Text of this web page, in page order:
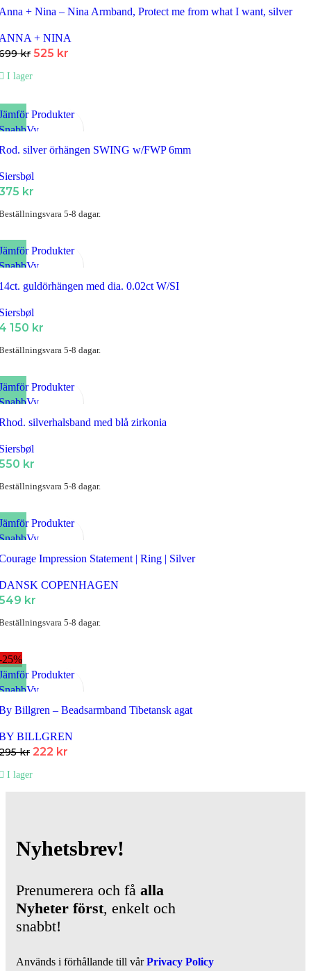
till i Favoriter
+ Nina – Nina Armband, Protect me from what I want, silver
+ NINA
kr Det
699 kr.
525 kr
525 kr.
I lager
Produkter
till i Favoriter
silver örhängen SWING w/FWP 6mm
kr
5-8 dagar.
Produkter
till i Favoriter
guldörhängen med dia. 0.02ct W/SI
150 kr
5-8 dagar.
Produkter
till i Favoriter
silverhalsband med blå zirkonia
kr
5-8 dagar.
Produkter
till i Favoriter
Impression Statement | Ring | Silver
COPENHAGEN
kr
5-8 dagar.
25%
Produkter
till i Favoriter
Billgren – Beadsarmband Tibetansk agat
BILLGREN
kr Det
222 kr
I lager
Nyhetsbrev!
Prenumerera och få alla
Nyheter först, enkelt och
snabbt!
Används i förhållande till vårPrivacy Policy